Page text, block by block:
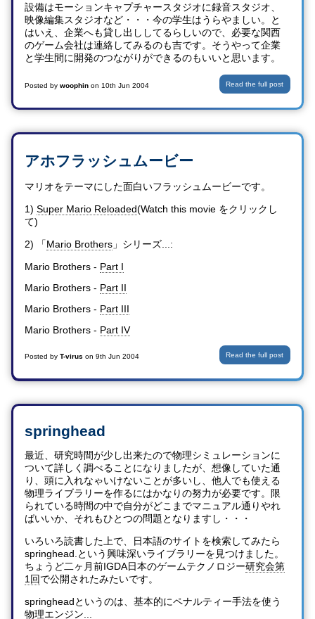
設備はモーションキャプチャースタジオに録音スタジオ、
映像編集スタジオなど・・・今の学生はうらやましい。と
はいえ、企業へも貸し出ししてるらしいので、必要な関西
のゲーム会社は連絡してみるのも吉です。そうやって企業
と学生間に開発のつながりができるのもいいと思います。
Posted bywoophin on 10th Jun 2004 Read the full post
アホフラッシュムービー
マリオをテーマにした面白いフラッシュムービーです。
1)Super Mario Reloaded(Watch this movie をクリックし
て)
2) 「Mario Brothers 」シリーズ...:
Mario Brothers - Part I
Mario Brothers - Part II
Mario Brothers - Part III
Mario Brothers - Part IV
Posted byT-virus on9th Jun 2004 Read the full post
springhead
最近、研究時間が少し出来たので物理シミュレーションに
ついて詳しく調べることになりましたが、想像していた通
り、頭に入れなゃいけないことが多いし、他人でも使える
物理ライブラリーを作るにはかなりの努力が必要です。限
られている時間の中で自分がどこまでマニュアル通りやれ
ばいいか、それもひとつの問題となりますし・・・
いろいろ読書した上で、日本語のサイトを検索してみたら
springhead.という興味深いライブラリーを見つけました。
ちょうど二ヶ月前IGDA日本のゲームテクノロジー研究会第
1回で公開されたみたいです。
springheadというのは、基本的にペナルティー手法を使う
物理エンジン...